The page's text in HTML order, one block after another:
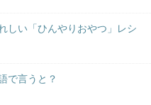
しい「ひんやりおやつ」レシ
で言うと？